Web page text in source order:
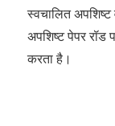
स्वचालित
अपशिष्ट पेपर रॉड
करता है।